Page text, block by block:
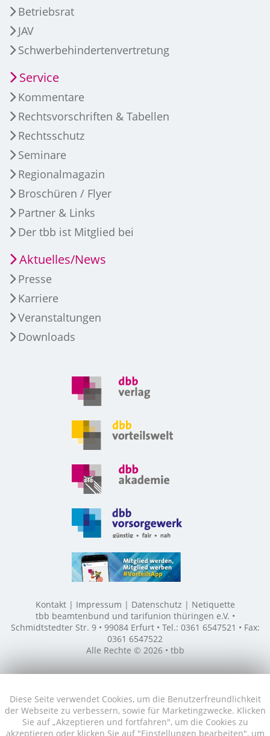
Diese Seite verwendet Cookies, um die Benutzerfreundlichkeit
der Webseite zu verbessern, sowie für Marketingzwecke. Klicken
Sie auf „Akzeptieren und fortfahren", um die Cookies zu
akzeptieren oder klicken Sie auf "Einstellungen bearbeiten", um
Betriebsrat
JAV
Schwerbehindertenvertretung
Service
Kommentare
Rechtsvorschriften & Tabellen
Rechtsschutz
Seminare
Regionalmagazin
Broschüren / Flyer
Partner & Links
Der tbb ist Mitglied bei
Aktuelles/News
Presse
Karriere
Veranstaltungen
Downloads
Kontakt Impressum Datenschutz
Netiquette
tbb beamtenbund und tarifunion thüringen e.V. •
Schmidtstedter Str. 9 • 99084 Erfurt • Tel.: 0361 6547521 • Fax:
0361 6547522
Alle Rechte © 2026 • tbb